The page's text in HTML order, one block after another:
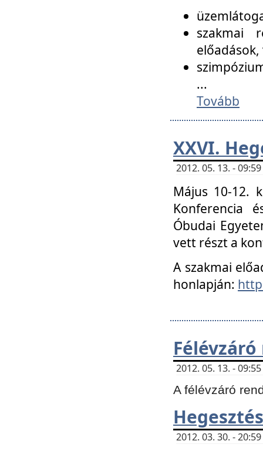
szakmai
...
Tovább
XXVI.
2012. 05. 13. -
Május 10-12.
Konferencia
Óbudai
vett részt a
A szakmai
honlapján:
2012. 05. 13. -
A félévzáró
2012. 03. 30. -